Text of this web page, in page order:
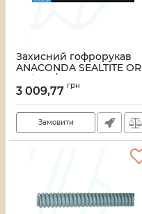
Захисний гофрорукав
ANACONDA SEALTITE OR
1" Ø26,5/33,1 синій (упак.
30м)
Артикул:33_00000008449
3 009,77 грн
Замовити